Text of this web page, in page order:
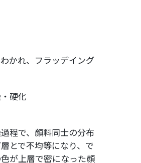
かれ、フラッデイング
硬化
程で、顔料同士の分布
とで不均等になり、で
が上層で密になった顔